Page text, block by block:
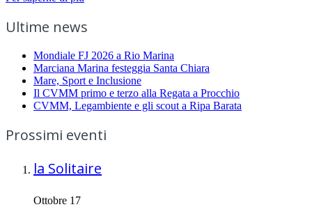
Ultime news
Mondiale FJ 2026 a Rio Marina
Marciana Marina festeggia Santa Chiara
Mare, Sport e Inclusione
Il CVMM primo e terzo alla Regata a Procchio
CVMM, Legambiente e gli scout a Ripa Barata
Prossimi eventi
la Solitaire
Ottobre 17